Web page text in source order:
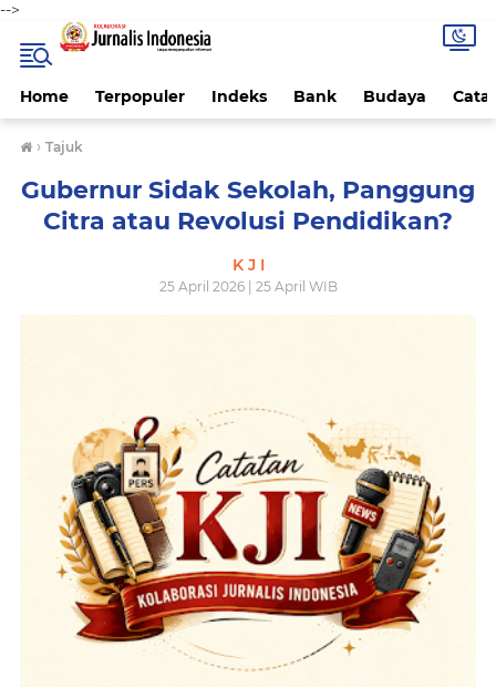
-->
Home Terpopuler Indeks Bank Budaya
› Tajuk
Gubernur Sidak Sekolah, Panggung
Citra atau Revolusi Pendidikan?
K J I
25 April 2026 | 25 April WIB